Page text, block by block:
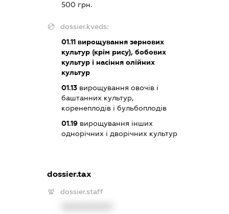
500 грн.
dossier.kveds:
01.11вирощування зернових
культур (крім рису), бобових
культур і насіння олійних
культур
01.13вирощування овочів і
баштанних культур,
коренеплодів і бульбоплодів
01.19вирощування інших
однорічних і дворічних культур
dossier.tax
dossier.staff